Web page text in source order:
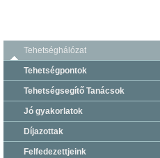
Tehetséghálózat
Tehetségpontok
Tehetségsegítő Tanácsok
Jó gyakorlatok
Díjazottak
Felfedezettjeink